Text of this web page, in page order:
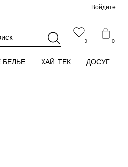
0 0
Войдите
БЕЛЬЕ ХАЙ-ТЕК ДОСУГ